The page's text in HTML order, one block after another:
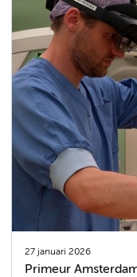
27 januari 2026
Primeur